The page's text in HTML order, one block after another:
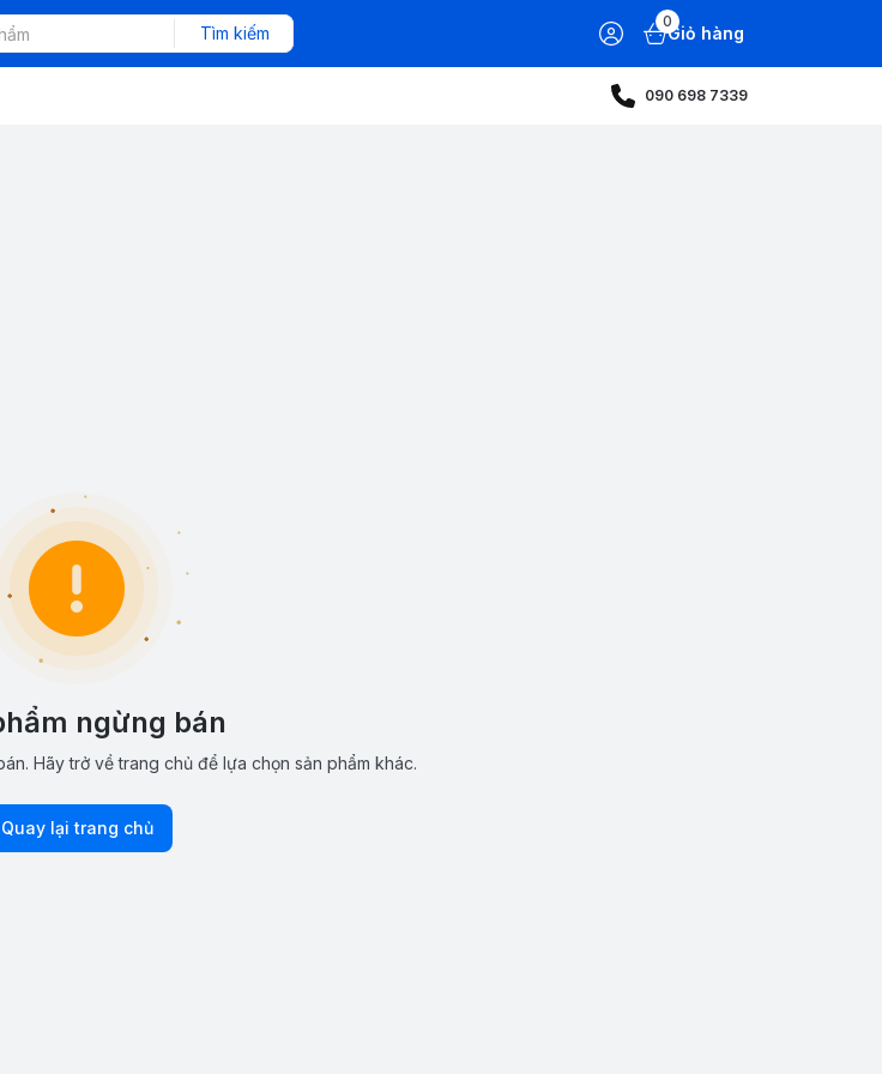
Tìm kiếm
0
Giỏ hàng
090 698 7339
ngừng bán
Hãy trở về trang chủ để lựa chọn sản phẩm khác.
Quay lại trang chủ